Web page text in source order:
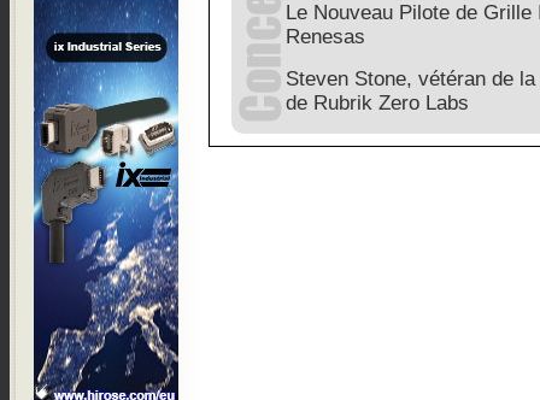
Le Nouveau Pilote de
Renesas
Steven Stone, vétéran de
de Rubrik Zero Labs